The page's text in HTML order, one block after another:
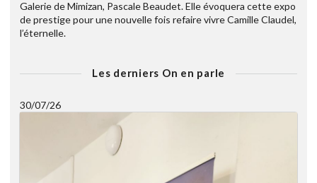
Galerie de Mimizan, Pascale Beaudet. Elle évoquera cette expo
de prestige pour une nouvelle fois refaire vivre Camille Claudel,
l’éternelle.
Les derniers On en parle
30/07/26